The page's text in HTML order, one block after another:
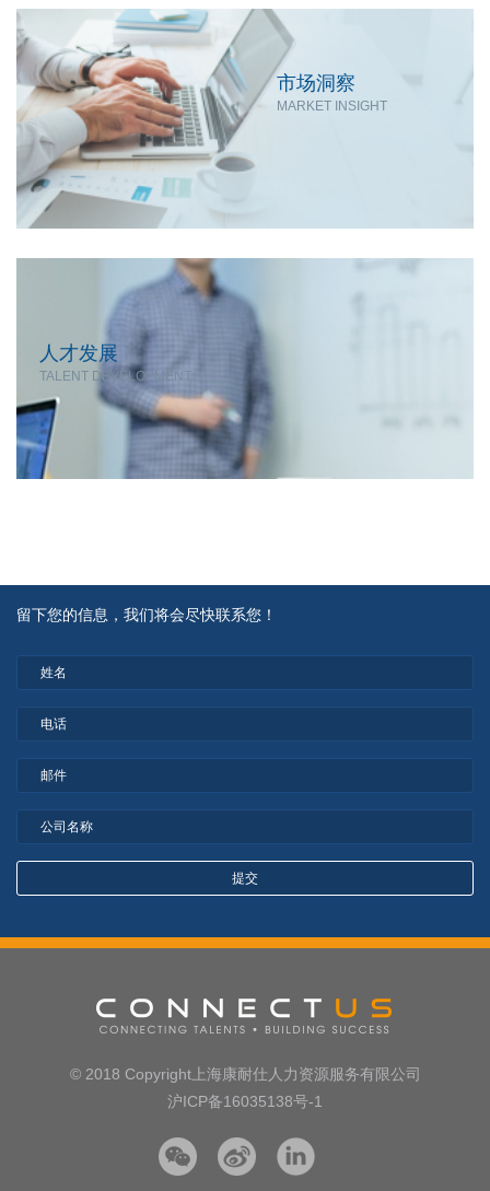
市场洞察
MARKET INSIGHT
人才发展
TALENT DEVELOPMENT
留下您的信息，我们将会尽快联系您！
© 2018 Copyright上海康耐仕人力资源服务有限公司
沪ICP备16035138号-1